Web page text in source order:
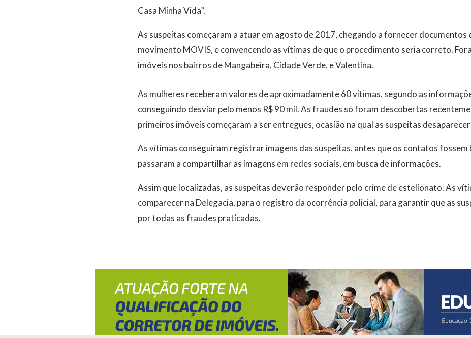
Casa Minha Vida”.
As suspeitas começaram a atuar em agosto de 2017, chegando a fornecer documentos
movimento MOVIS, e convencendo as vítimas de que o procedimento seria correto.
imóveis nos bairros de Mangabeira, Cidade Verde, e Valentina.
As mulheres receberam valores de aproximadamente 60 vítimas, segundo as
conseguindo desviar pelo menos R$ 90 mil. As fraudes só foram descobertas
primeiros imóveis começaram a ser entregues, ocasião na qual as suspeitas
As vítimas conseguiram registrar imagens das suspeitas, antes que os contatos fossem
passaram a compartilhar as imagens em redes sociais, em busca de informações.
Assim que localizadas, as suspeitas deverão responder pelo crime de estelionato. As
comparecer na Delegacia, para o registro da ocorrência policial, para garantir que as
por todas as fraudes praticadas.